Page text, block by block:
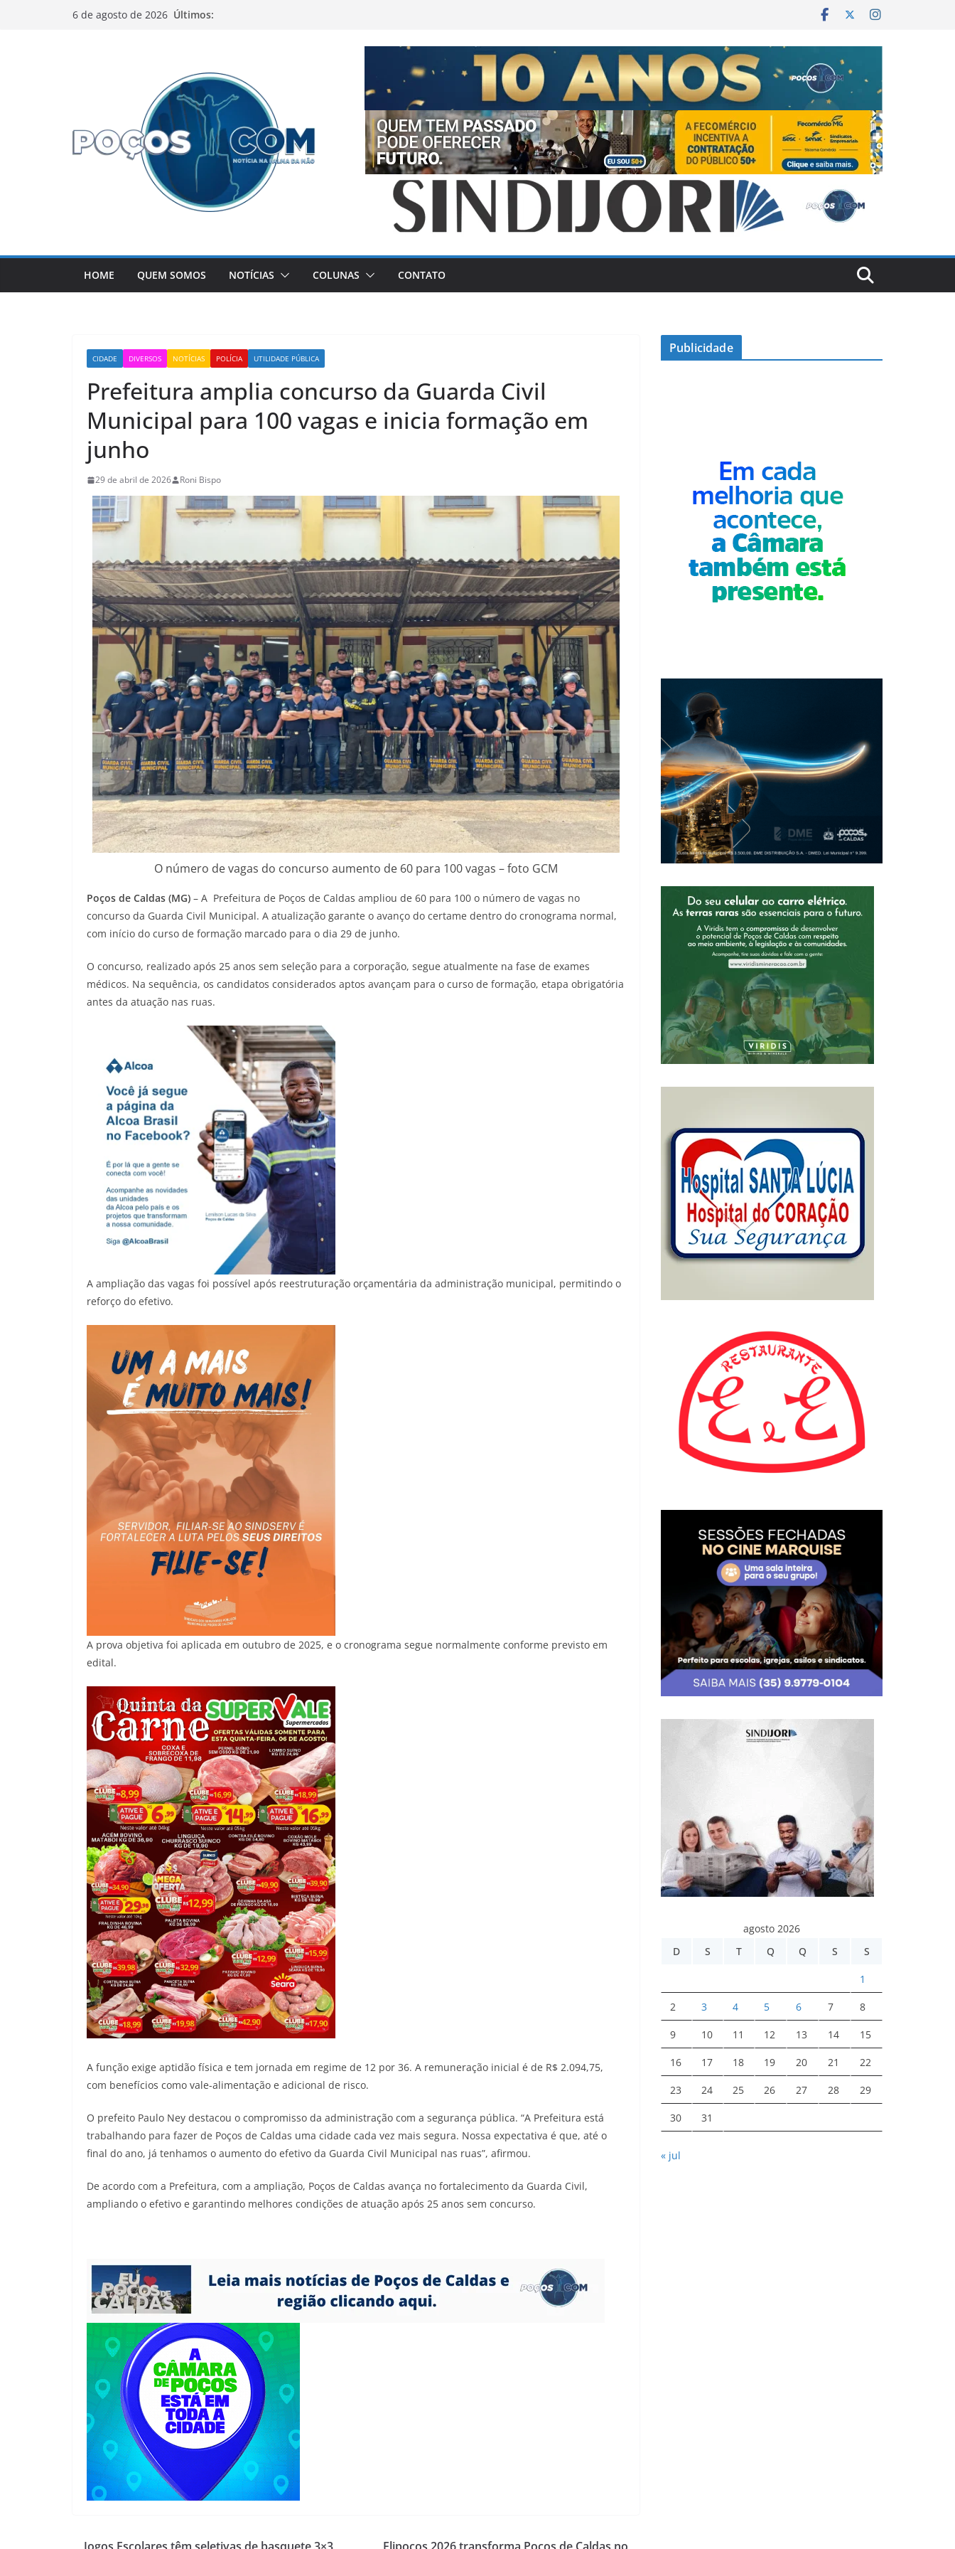
6 de agosto de 2026 Últimos:
HOME QUEM SOMOS NOTÍCIAS COLUNAS CONTATO
CIDADE DIVERSOS NOTÍCIAS POLÍCIA UTILIDADE PÚBLICA
Prefeitura amplia concurso da Guarda Civil
Municipal para 100 vagas e inicia formação em
junho
29 de abril de 2026 Roni Bispo
O número de vagas do concurso aumento de 60 para 100 vagas – foto GCM
Poços de Caldas (MG) – A Prefeitura de Poços de Caldas ampliou de 60 para 100 o número de vagas no
concurso da Guarda Civil Municipal. A atualização garante o avanço do certame dentro do cronograma normal,
com início do curso de formação marcado para o dia 29 de junho.
O concurso, realizado após 25 anos sem seleção para a corporação, segue atualmente na fase de exames
médicos. Na sequência, os candidatos considerados aptos avançam para o curso de formação, etapa obrigatória
antes da atuação nas ruas.
A ampliação das vagas foi possível após reestruturação orçamentária da administração municipal, permitindo o
reforço do efetivo.
A prova objetiva foi aplicada em outubro de 2025, e o cronograma segue normalmente conforme previsto em
edital.
A função exige aptidão física e tem jornada em regime de 12 por 36. A remuneração inicial é de R$ 2.094,75,
com benefícios como vale-alimentação e adicional de risco.
O prefeito Paulo Ney destacou o compromisso da administração com a segurança pública. “A Prefeitura está
trabalhando para fazer de Poços de Caldas uma cidade cada vez mais segura. Nossa expectativa é que, até o
final do ano, já tenhamos o aumento do efetivo da Guarda Civil Municipal nas ruas”, afirmou.
De acordo com a Prefeitura, com a ampliação, Poços de Caldas avança no fortalecimento da Guarda Civil,
ampliando o efetivo e garantindo melhores condições de atuação após 25 anos sem concurso.
Publicidade
agosto 2026
D
S T Q Q S S
1
2 3 4 5 6 7 8
9 10 11 12 13 14 15
16 17 18 19 20 21 22
23 24 25 26 27 28 29
30 31
« jul